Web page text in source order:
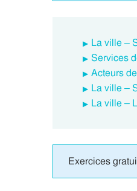
La ville –
Services
Acteurs
La ville –
La ville –
Exercices